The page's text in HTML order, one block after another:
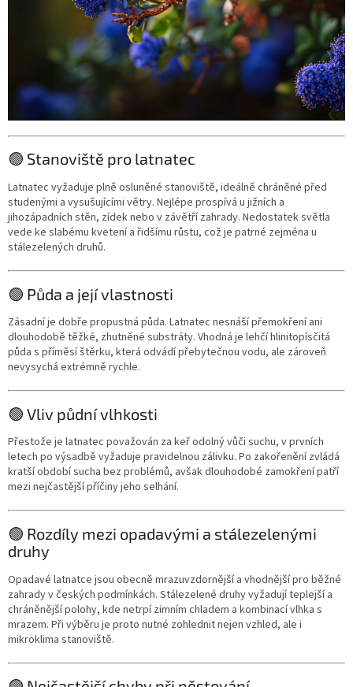
🟢 Stanoviště pro latnatec
Latnatec vyžaduje plně osluněné stanoviště, ideálně chráněné před
studenými a vysušujícími větry. Nejlépe prospívá u jižních a
jihozápadních stěn, zídek nebo v závětří zahrady. Nedostatek světla
vede ke slabému kvetení a řidšímu růstu, což je patrné zejména u
stálezelených druhů.
🟢 Půda a její vlastnosti
Zásadní je dobře propustná půda. Latnatec nesnáší přemokření ani
dlouhodobě těžké, zhutněné substráty. Vhodná je lehčí hlinitopísčitá
půda s příměsí štěrku, která odvádí přebytečnou vodu, ale zároveň
nevysychá extrémně rychle.
🟢 Vliv půdní vlhkosti
Přestože je latnatec považován za keř odolný vůči suchu, v prvních
letech po výsadbě vyžaduje pravidelnou zálivku. Po zakořenění zvládá
kratší období sucha bez problémů, avšak dlouhodobé zamokření patří
mezi nejčastější příčiny jeho selhání.
🟢 Rozdíly mezi opadavými a stálezelenými
druhy
Opadavé latnatce jsou obecně mrazuvzdornější a vhodnější pro běžné
zahrady v českých podmínkách. Stálezelené druhy vyžadují teplejší a
chráněnější polohy, kde netrpí zimním chladem a kombinací vlhka s
mrazem. Při výběru je proto nutné zohlednit nejen vzhled, ale i
mikroklima stanoviště.